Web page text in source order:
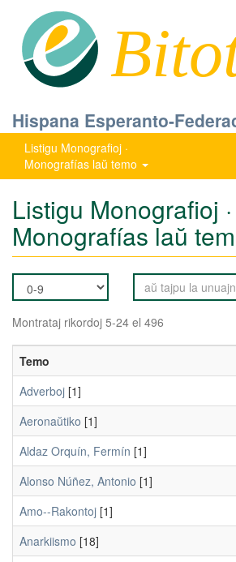
Hispana Esperanto-
Listigu Monografioj ·
Monografías laŭ temo
Listigu Monografioj ·
Monografías laŭ
Montrataj rikordoj 5-24 el 496
Temo
Adverboj [1]
Aeronaŭtiko [1]
Aldaz Orquín, Fermín [1]
Alonso Núñez, Antonio [1]
Amo--Rakontoj [1]
Anarkiismo [18]